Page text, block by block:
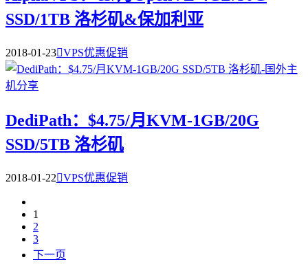
SSD/1TB 洛杉矶&保加利亚
2018-01-23VPS优惠促销
DediPath：$4.75/月KVM-1GB/20G
SSD/5TB 洛杉矶
2018-01-22VPS优惠促销
1
2
3
下一页